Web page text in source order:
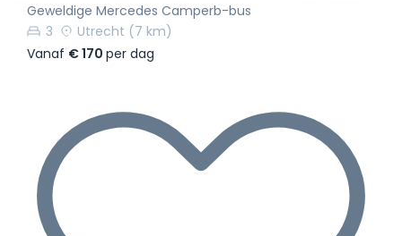
Geweldige Mercedes Camperb-bus
3
Utrecht (7 km)
Vanaf € 170 per dag